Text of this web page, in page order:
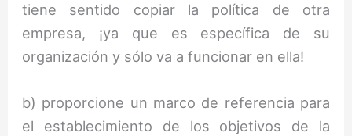
tiene sentido copiar la política de otra
empresa, ¡ya que es específica de su
organización y sólo va a funcionar en ella!
b) proporcione un marco de referencia para
el establecimiento de los objetivos de la